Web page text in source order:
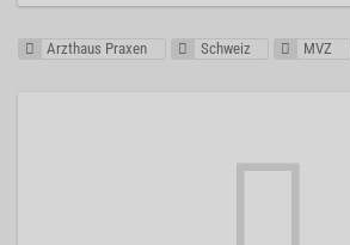
Arzthaus Praxen Schweiz MVZ